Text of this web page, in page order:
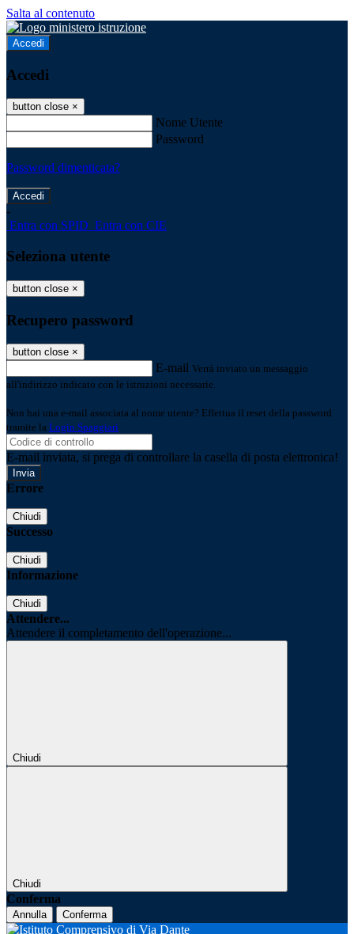
Salta al contenuto
Accedi
Accedi
button close ×
Nome Utente
Password
Password dimenticata?
-
Entra con SPID Entra con CIE
Seleziona utente
button close ×
Recupero password
button close ×
E-mail Verrà inviato un messaggio
all'indirizzo indicato con le istruzioni necessarie.
Non hai una e-mail associata al nome utente? Effettua il reset della password
tramite la Login Spaggiari
E-mail inviata, si prega di controllare la casella di posta elettronica!
Errore
Chiudi
Successo
Chiudi
Informazione
Chiudi
Attendere...
Attendere il completamento dell'operazione...
Chiudi
Chiudi
Conferma
Annulla Conferma